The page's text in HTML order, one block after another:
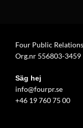
Four Public
Org.nr 556803-3459
Säg hej
info@fourpr.se
+46 19 760 75 00